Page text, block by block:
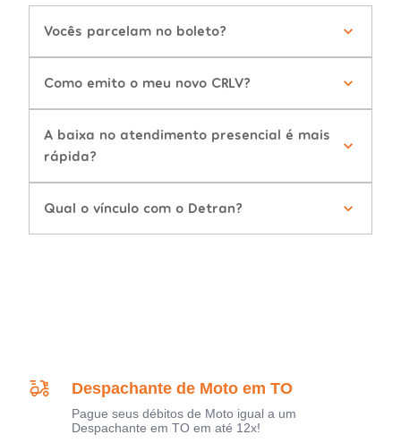
Vocês parcelam no boleto?
Como emito o meu novo CRLV?
A baixa no atendimento presencial é mais
rápida?
Qual o vínculo com o Detran?
Despachante de Moto em TO
Pague seus débitos de Moto igual a um
Despachante em TO em até 12x!